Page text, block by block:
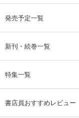
発売予定一覧
新刊・続巻一覧
特集一覧
書店員おすすめレビュー